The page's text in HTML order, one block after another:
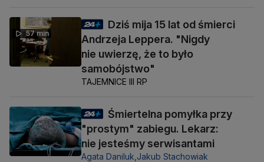
57 min
Dziś mija 15 lat od śmierci
Andrzeja Leppera. "Nigdy
nie uwierzę, że to było
samobójstwo"
TAJEMNICE III RP
Śmiertelna pomyłka przy
"prostym" zabiegu. Lekarz:
nie jesteśmy serwisantami
Agata Daniluk, Jakub Stachowiak